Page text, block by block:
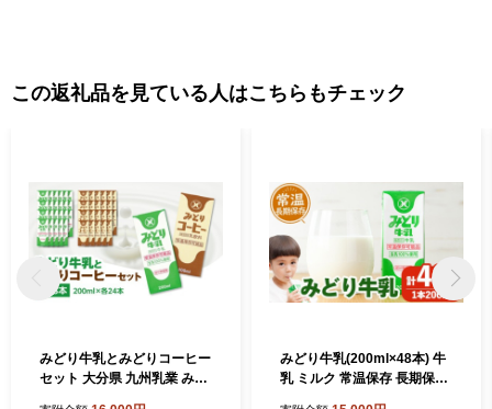
この返礼品を見ている人はこちらもチェック
みどり牛乳とみどりコーヒー
セット 大分県 九州乳業 みど
みどり牛乳(200ml×48本) 牛
乳 ミルク 常温保存 長期保存